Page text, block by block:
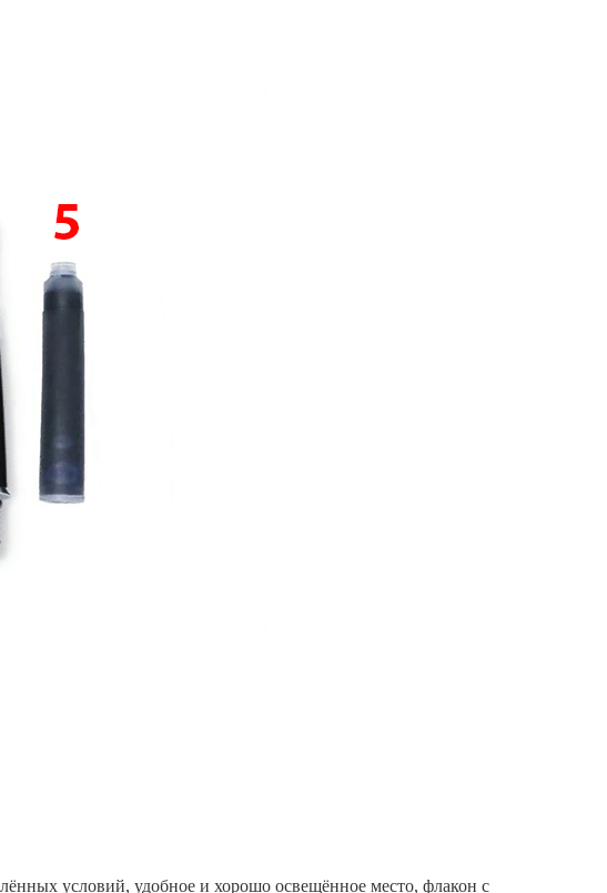
условий, удобное и хорошо освещённое место, флакон с